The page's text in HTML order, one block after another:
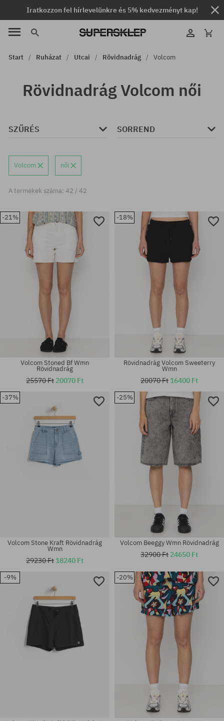
Iratkozzon fel hírlevelünkre és 5% kedvezményt kap!
Start Ruházat Utcai Rövidnadrág Volcom
Rövidnadrág Volcom női
SZŰRÉS SORREND
Volcom női
A termékek száma: 42 / 42
-21%
Elérhető méretek:
24; 25; 26; 27; 28
Volcom Stoned Bf Wmn
Rövidnadrág
25570 Ft 20070 Ft
-18%
Elérhető méretek:
Rövidnadrág Volcom Sweeterry
Wmn
20070 Ft 16400 Ft
-37%
Volcom Stone Kraft Rövidnadrág
Wmn
29230 Ft 18240 Ft
-25%
Volcom Beeggy Wmn Rövidnadrág
32900 Ft 24650 Ft
-9% -20%